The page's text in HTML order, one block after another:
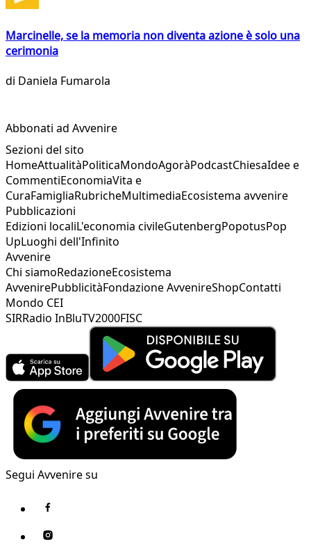
Marcinelle, se la memoria non diventa azione è solo una
cerimonia
di Daniela Fumarola
Abbonati ad Avvenire
Sezioni del sito
HomeAttualitàPoliticaMondoAgoràPodcastChiesaIdee e
CommentiEconomiaVita e
CuraFamigliaRubricheMultimediaEcosistema avvenire
Pubblicazioni
Edizioni localiL'economia civileGutenbergPopotusPop
UpLuoghi dell'Infinito
Avvenire
Chi siamoRedazioneEcosistema
AvvenirePubblicitàFondazione AvvenireShopContatti
Mondo CEI
SIRRadio InBluTV2000FISC
Segui Avvenire su